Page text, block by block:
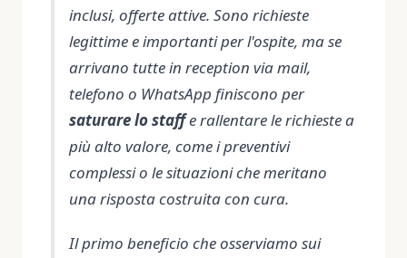
inclusi, offerte attive. Sono richieste
legittime e importanti per l'ospite, ma se
arrivano tutte in reception via mail,
telefono o WhatsApp finiscono per
saturare lo staffe rallentare le richieste a
più alto valore, come i preventivi
complessi o le situazioni che meritano
una risposta costruita con cura.
Il primo beneficio che osserviamo sui